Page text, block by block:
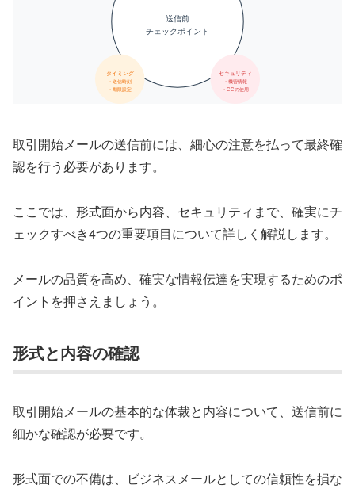
送信前
チェックポイント
タイミング
・送信時刻
・期限設定
セキュリティ
・機密情報
・CCの使用
取引開始メールの送信前には、細心の注意を払って最終確
認を行う必要があります。
ここでは、形式面から内容、セキュリティまで、確実にチ
ェックすべき4つの重要項目について詳しく解説します。
メールの品質を高め、確実な情報伝達を実現するためのポ
イントを押さえましょう。
形式と内容の確認
取引開始メールの基本的な体裁と内容について、送信前に
細かな確認が必要です。
形式面での不備は、ビジネスメールとしての信頼性を損な